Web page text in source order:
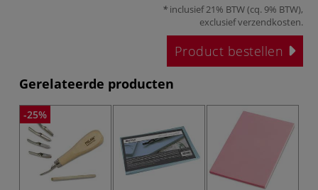
inclusief 21% BTW (cq. 9% BTW),
exclusiefverzendkosten.
Product bestellen
Gerelateerde producten
-25%